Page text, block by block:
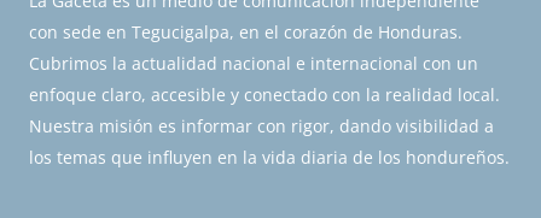
con sede en Tegucigalpa, en el corazón de Honduras.
Cubrimos la actualidad nacional e internacional con un
enfoque claro, accesible y conectado con la realidad local.
Nuestra misión es informar con rigor, dando visibilidad a
los temas que influyen en la vida diaria de los hondureños.